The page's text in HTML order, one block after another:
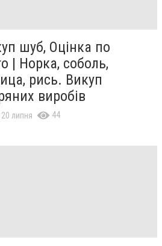
шуб, Оцінка по
| Норка, соболь,
рись. Викуп
виробів
липня 44